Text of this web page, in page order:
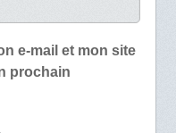
e-mail et mon site
prochain